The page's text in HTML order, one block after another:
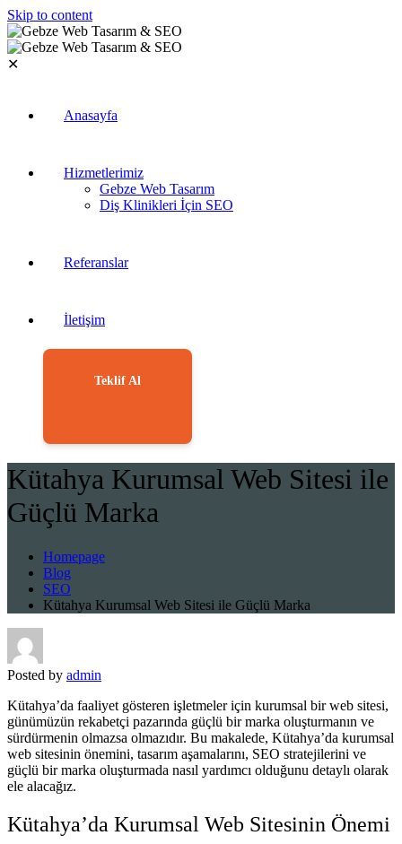
Skip to content
✕
Anasayfa
Hizmetlerimiz
Gebze Web Tasarım
Diş Klinikleri İçin SEO
Referanslar
İletişim
Teklif Al
Kütahya Kurumsal Web Sitesi ile
Güçlü Marka
Homepage
Blog
SEO
Kütahya Kurumsal Web Sitesi ile Güçlü Marka
Posted by admin
Kütahya’da faaliyet gösteren işletmeler için kurumsal bir web sitesi,
günümüzün rekabetçi pazarında güçlü bir marka oluşturmanın ve
sürdürmenin olmazsa olmazıdır. Bu makalede, Kütahya’da kurumsal
web sitesinin önemini, tasarım aşamalarını, SEO stratejilerini ve
güçlü bir marka oluşturmada nasıl yardımcı olduğunu detaylı olarak
ele alacağız.
Kütahya’da Kurumsal Web Sitesinin Önemi